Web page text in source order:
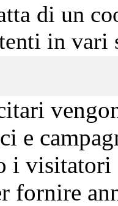
di un
in vari
e
i visitatori
fornire